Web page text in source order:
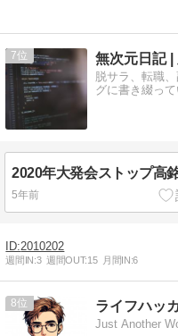
7
脱サラ、転職
グに書き綴って
2020年大発会ストップ高
5年前
2010202
週間IN:3 週間OUT:15 月間IN:6
8 ライフハッ
Just Another